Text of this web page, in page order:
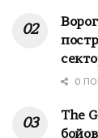
0
The